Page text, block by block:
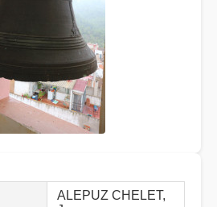
ALEPUZ CHELET,